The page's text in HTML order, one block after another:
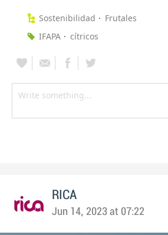
Sostenibilidad
Frutales
IFAPA
cítricos
RICA
Jun 14, 2023 at 07:22